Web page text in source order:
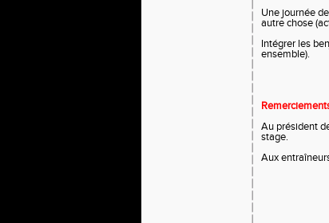
Une journée
autre chose
Intégrer les
ensemble).
Au président
stage.
Aux